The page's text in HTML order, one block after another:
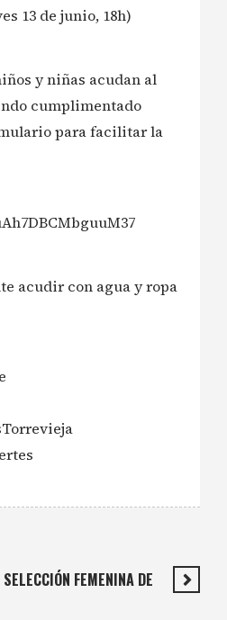
13 de junio, 18h)
y niñas acudan al
cumplimentado
para facilitar la
acudir con agua y ropa
FEMENINA DE